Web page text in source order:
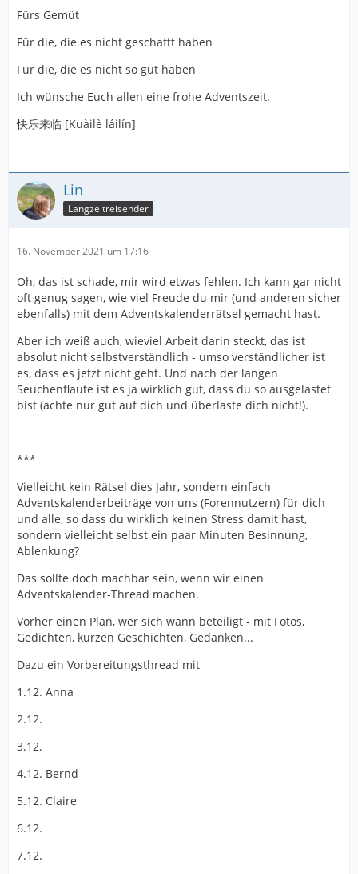
Fürs Gemüt
Für die, die es nicht geschafft haben
Für die, die es nicht so gut haben
Ich wünsche Euch allen eine frohe Adventszeit.
快乐来临 [Kuàilè láilín]
Lin
Langzeitreisender
16. November 2021 um 17:16
Oh, das ist schade, mir wird etwas fehlen. Ich kann gar nicht
oft genug sagen, wie viel Freude du mir (und anderen sicher
ebenfalls) mit dem Adventskalenderrätsel gemacht hast.
Aber ich weiß auch, wieviel Arbeit darin steckt, das ist
absolut nicht selbstverständlich - umso verständlicher ist
es, dass es jetzt nicht geht. Und nach der langen
Seuchenflaute ist es ja wirklich gut, dass du so ausgelastet
bist (achte nur gut auf dich und überlaste dich nicht!).
***
Vielleicht kein Rätsel dies Jahr, sondern einfach
Adventskalenderbeiträge von uns (Forennutzern) für dich
und alle, so dass du wirklich keinen Stress damit hast,
sondern vielleicht selbst ein paar Minuten Besinnung,
Ablenkung?
Das sollte doch machbar sein, wenn wir einen
Adventskalender-Thread machen.
Vorher einen Plan, wer sich wann beteiligt - mit Fotos,
Gedichten, kurzen Geschichten, Gedanken...
Dazu ein Vorbereitungsthread mit
1.12. Anna
2.12.
3.12.
4.12. Bernd
5.12. Claire
6.12.
7.12.